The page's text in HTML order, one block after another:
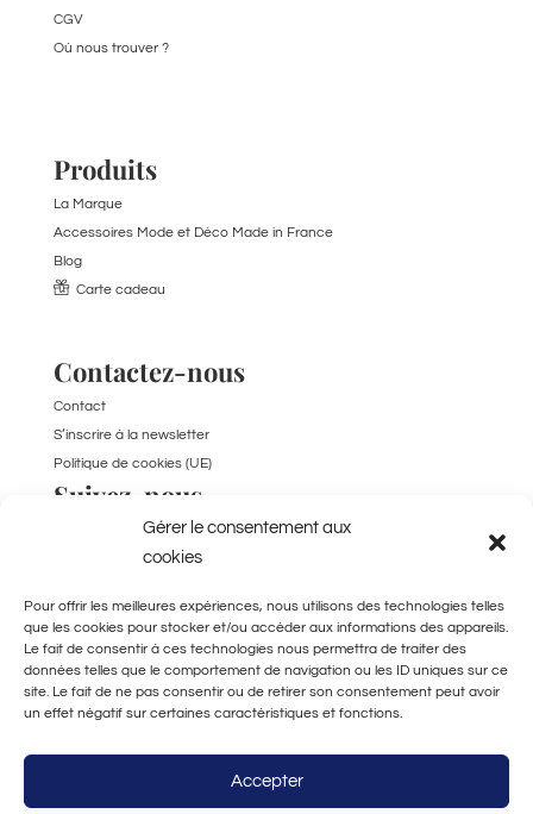
Gérer le consentement aux
cookies
Pour offrir les meilleures expériences, nous utilisons des technologies telles
que les cookies pour stocker et/ou accéder aux informations des appareils.
Le fait de consentir à ces technologies nous permettra de traiter des
données telles que le comportement de navigation ou les ID uniques sur ce
site. Le fait de ne pas consentir ou de retirer son consentement peut avoir
un effet négatif sur certaines caractéristiques et fonctions.
Accepter
CGV
Où nous trouver ?
Produits
La Marque
Accessoires Mode et Déco Made in France
Blog
Carte cadeau
Contactez-nous
Contact
S’inscrire à la newsletter
Politique de cookies (UE)
Suivez-nous
TikTok